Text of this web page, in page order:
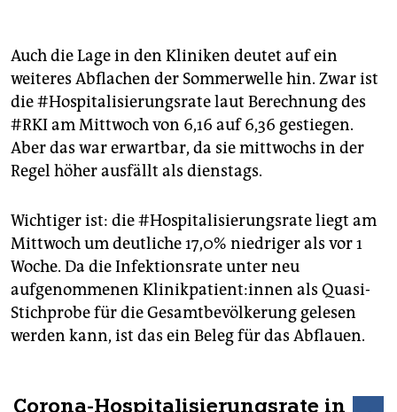
Auch die Lage in den Kliniken deutet auf ein
weiteres Abflachen der Sommerwelle hin. Zwar ist
die #Hospitalisierungsrate laut Berechnung des
#RKI am Mittwoch von 6,16 auf 6,36 gestiegen.
Aber das war erwartbar, da sie mittwochs in der
Regel höher ausfällt als dienstags.
Wichtiger ist: die #Hospitalisierungsrate liegt am
Mittwoch um deutliche 17,0% niedriger als vor 1
Woche. Da die Infektionsrate unter neu
aufgenommenen Kli­nik­pa­ti­en­t:in­nen als Quasi-
Stichprobe für die Gesamtbevölkerung gelesen
werden kann, ist das ein Beleg für das Abflauen.